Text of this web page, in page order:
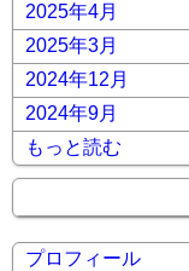
2025年4月
2025年3月
2024年12月
2024年9月
もっと読む
プロフィール